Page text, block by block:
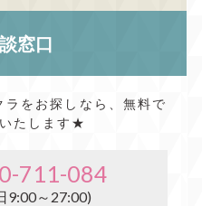
窓口
をお探しなら、無料で
たします★
711-084
9:00～27:00)